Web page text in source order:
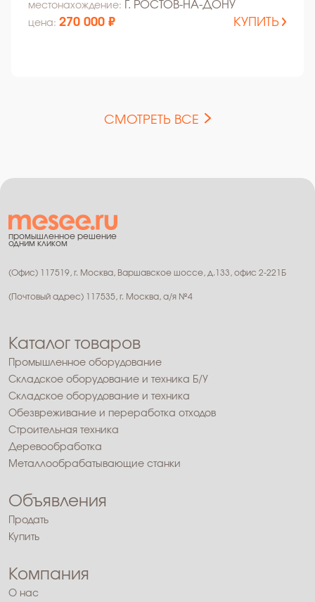
местонахождение: Г. РОСТОВ-НА-ДОНУ
цена: 270 000 ₽ КУПИТЬ
СМОТРЕТЬ ВСЕ
промышленное решение
одним кликом
(Офис) 117519, г. Москва, Варшавское шоссе, д.133, офис 2-221Б
(Почтовый адрес) 117535, г. Москва, а/я №4
Каталог товаров
Промышленное оборудование
Складское оборудование и техника Б/У
Складское оборудование и техника
Обезвреживание и переработка отходов
Строительная техника
Деревообработка
Металлообрабатывающие станки
Объявления
Продать
Купить
Компания
О нас